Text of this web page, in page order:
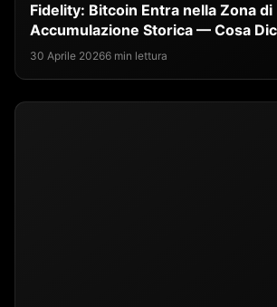
Fidelity: Bitcoin Entra nella Zona di
Accumulazione Storica — Cosa
30 Aprile 20266 min lettura